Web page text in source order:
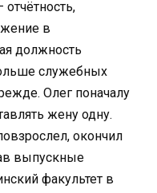
в
должность
служебных
Олег поначалу
жену одну.
окончил
выпускные
факультет в